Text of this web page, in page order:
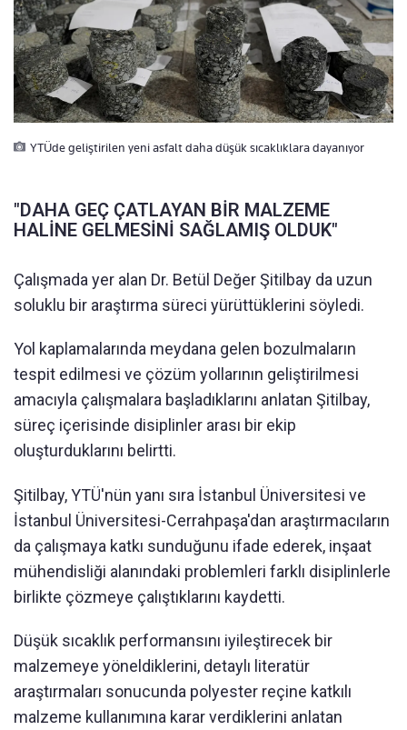
YTÜde geliştirilen yeni asfalt daha düşük sıcaklıklara dayanıyor
"DAHA GEÇ ÇATLAYAN BİR MALZEME
HALİNE GELMESİNİ SAĞLAMIŞ OLDUK"
Çalışmada yer alan Dr. Betül Değer Şitilbay da uzun
soluklu bir araştırma süreci yürüttüklerini söyledi.
Yol kaplamalarında meydana gelen bozulmaların
tespit edilmesi ve çözüm yollarının geliştirilmesi
amacıyla çalışmalara başladıklarını anlatan Şitilbay,
süreç içerisinde disiplinler arası bir ekip
oluşturduklarını belirtti.
Şitilbay, YTÜ'nün yanı sıra İstanbul Üniversitesi ve
İstanbul Üniversitesi-Cerrahpaşa'dan araştırmacıların
da çalışmaya katkı sunduğunu ifade ederek, inşaat
mühendisliği alanındaki problemleri farklı disiplinlerle
birlikte çözmeye çalıştıklarını kaydetti.
Düşük sıcaklık performansını iyileştirecek bir
malzemeye yöneldiklerini, detaylı literatür
araştırmaları sonucunda polyester reçine katkılı
malzeme kullanımına karar verdiklerini anlatan